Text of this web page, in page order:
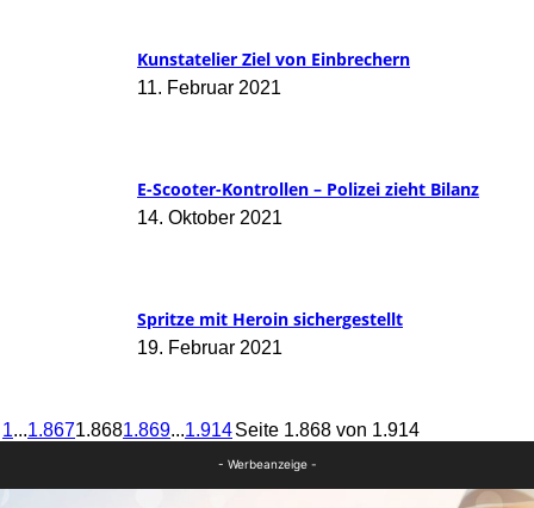
Kunstatelier Ziel von Einbrechern
11. Februar 2021
E-Scooter-Kontrollen – Polizei zieht Bilanz
14. Oktober 2021
Spritze mit Heroin sichergestellt
19. Februar 2021
1...1.8671.8681.869...1.914Seite 1.868 von 1.914
- Werbeanzeige -